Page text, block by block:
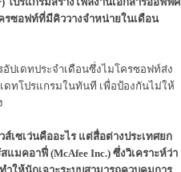
รซอฟท์ที่มีคิววางจำหน่ายในเดือน
เดทประจำเดือนซึ่งไมโครซอฟท์ส่ง
ดทโปรแกรมในทันที เพื่อป้องกันไม่ให้
ซเว่นคืออะไร แต่สื่อต่างประเทศยก
มคอาฟี่ (McAfee Inc.) ซึ่งวิเคราะห์ว่า